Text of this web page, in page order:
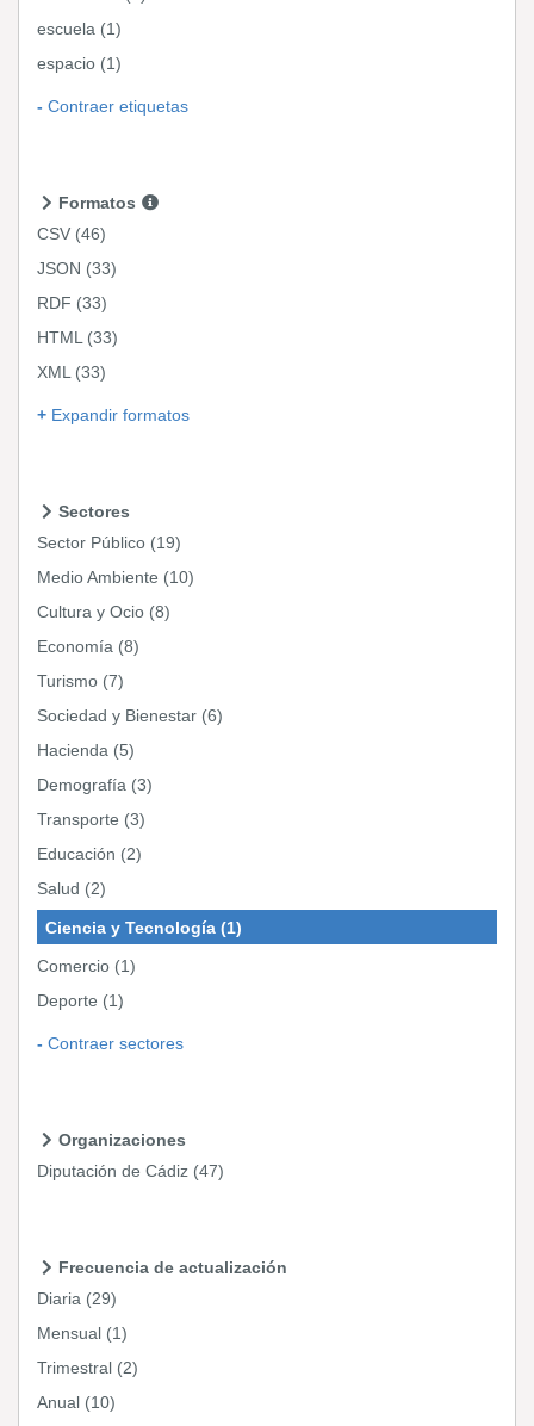
escuela (1)
espacio (1)
Contraer etiquetas
Formatos
CSV (46)
JSON (33)
RDF (33)
HTML (33)
XML (33)
Expandir formatos
Sectores
Sector Público (19)
Medio Ambiente (10)
Cultura y Ocio (8)
Economía (8)
Turismo (7)
Sociedad y Bienestar (6)
Hacienda (5)
Demografía (3)
Transporte (3)
Educación (2)
Salud (2)
Ciencia y Tecnología (1)
Comercio (1)
Deporte (1)
Contraer sectores
Organizaciones
Diputación de Cádiz (47)
Frecuencia de actualización
Diaria (29)
Mensual (1)
Trimestral (2)
Anual (10)